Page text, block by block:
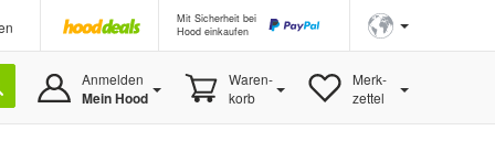
Mit Sicherheit bei
Hood einkaufen
Anmelden
Mein Hood
Waren-
korb
Merk-
zettel